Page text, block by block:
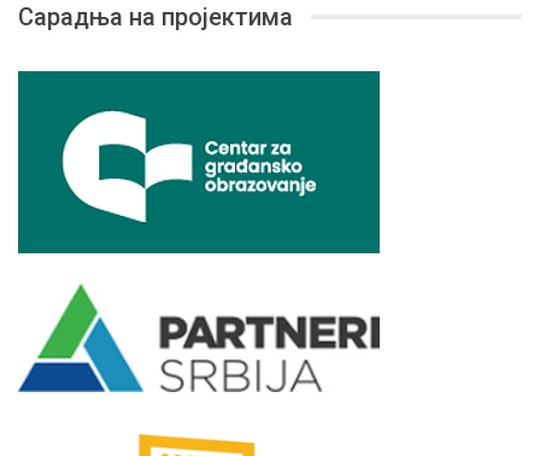
Сарадња на пројектима